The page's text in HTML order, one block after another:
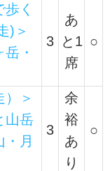
く
)＞
・
3
あ
と1
席
○
）＞
山岳
月
3
余
裕
あ
り
○